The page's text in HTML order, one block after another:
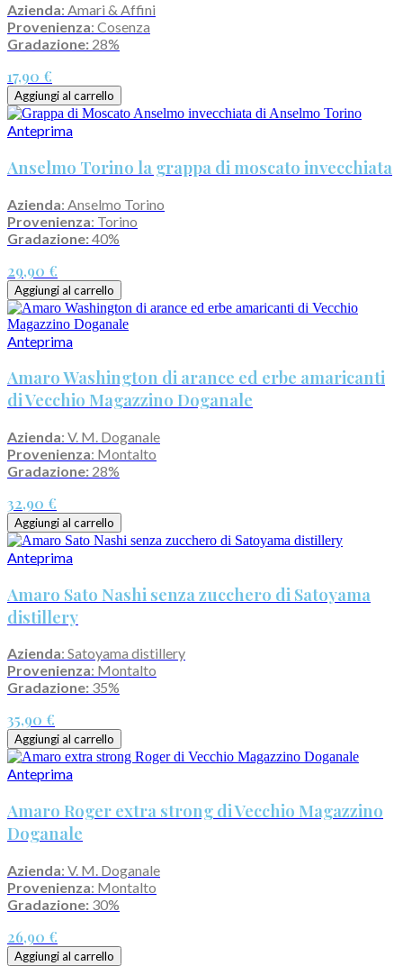
Azienda: Amari & Affini
Provenienza: Cosenza
Gradazione: 28%
17,90 €
Aggiungi al carrello
Anteprima
Anselmo Torino la grappa di moscato invecchiata
Azienda: Anselmo Torino
Provenienza: Torino
Gradazione:40%
29,90 €
Aggiungi al carrello
Anteprima
Amaro Washington di arance ed erbe amaricanti
di Vecchio Magazzino Doganale
Azienda: V. M. Doganale
Provenienza: Montalto
Gradazione: 28%
32,90 €
Aggiungi al carrello
Anteprima
Amaro Sato Nashi senza zucchero di Satoyama
distillery
Azienda: Satoyama distillery
Provenienza: Montalto
Gradazione: 35%
35,90 €
Aggiungi al carrello
Anteprima
Amaro Roger extra strong di Vecchio Magazzino
Doganale
Azienda: V. M. Doganale
Provenienza: Montalto
Gradazione: 30%
26,90 €
Aggiungi al carrello